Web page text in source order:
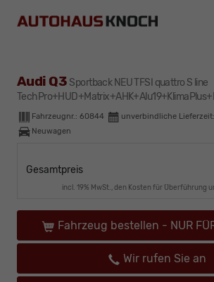
Audi Q3 Sportback NEU TFSI quattro S line
Fahrzeugnr.: 60844 unverbindliche Lieferzeit:
Neuwagen
Gesamtpreis
incl. 19% MwSt., den Kosten für Überführung
Fahrzeug bestellen - NUR
Wir rufen Sie an